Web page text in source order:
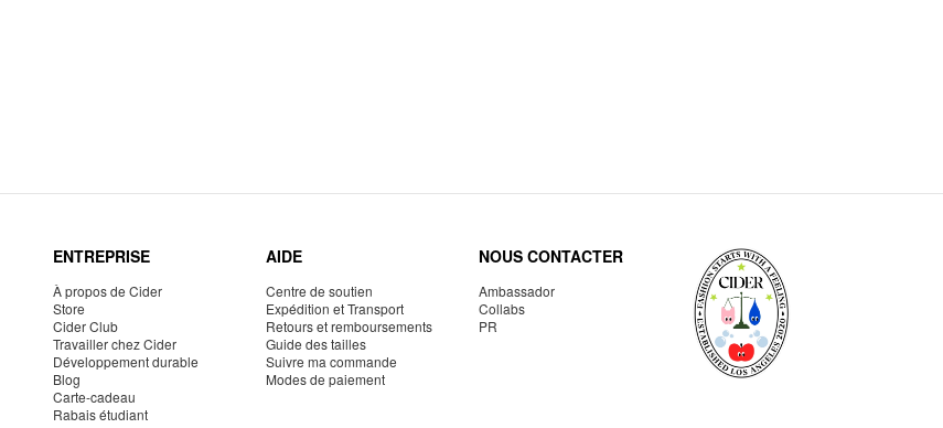
ENTREPRISE
À propos de Cider
Store
Cider Club
Travailler chez Cider
Développement durable
Blog
Carte-cadeau
Rabais étudiant
AIDE
Centre de soutien
Expédition et Transport
Retours et remboursements
Guide des tailles
Suivre ma commande
Modes de paiement
NOUS CONTACTER
Ambassador
Collabs
PR